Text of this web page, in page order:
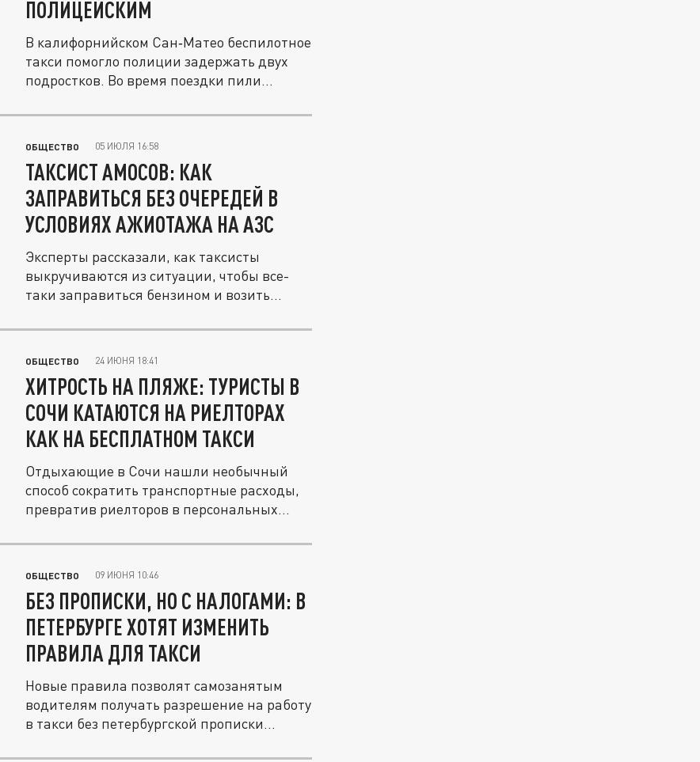
ПОЛИЦЕЙСКИМ
В калифорнийском Сан‑Матео беспилотное
такси помогло полиции задержать двух
подростков. Во время поездки пили...
ОБЩЕСТВО 05 ИЮЛЯ 16:58
ТАКСИСТ АМОСОВ: КАК
ЗАПРАВИТЬСЯ БЕЗ ОЧЕРЕДЕЙ В
УСЛОВИЯХ АЖИОТАЖА НА АЗС
Эксперты рассказали, как таксисты
выкручиваются из ситуации, чтобы все-
таки заправиться бензином и возить...
ОБЩЕСТВО 24 ИЮНЯ 18:41
ХИТРОСТЬ НА ПЛЯЖЕ: ТУРИСТЫ В
СОЧИ КАТАЮТСЯ НА РИЕЛТОРАХ
КАК НА БЕСПЛАТНОМ ТАКСИ
Отдыхающие в Сочи нашли необычный
способ сократить транспортные расходы,
превратив риелторов в персональных...
ОБЩЕСТВО 09 ИЮНЯ 10:46
БЕЗ ПРОПИСКИ, НО С НАЛОГАМИ: В
ПЕТЕРБУРГЕ ХОТЯТ ИЗМЕНИТЬ
ПРАВИЛА ДЛЯ ТАКСИ
Новые правила позволят самозанятым
водителям получать разрешение на работу
в такси без петербургской прописки...